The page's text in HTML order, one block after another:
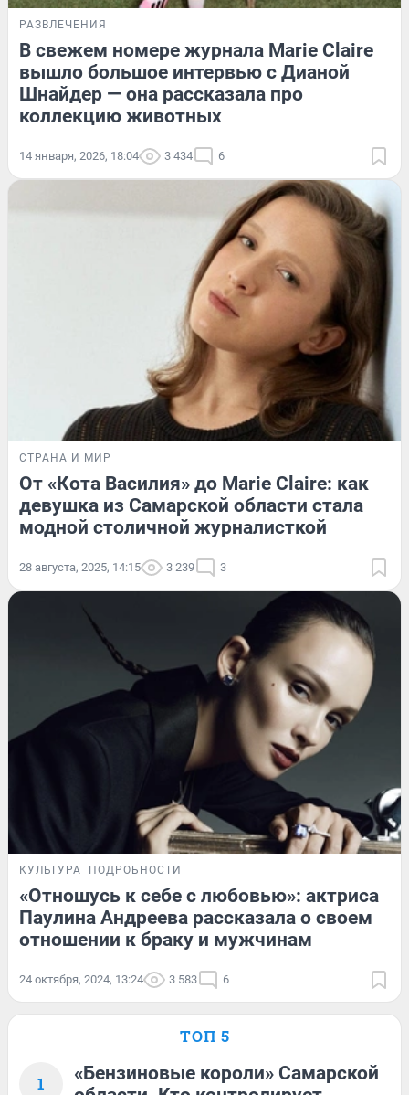
РАЗВЛЕЧЕНИЯ
В свежем номере журнала Marie Claire
вышло большое интервью с Дианой
Шнайдер — она рассказала про
коллекцию животных
14 января, 2026, 18:04 3 434 6
СТРАНА И МИР
От «Кота Василия» до Marie Claire: как
девушка из Самарской области стала
модной столичной журналисткой
28 августа, 2025, 14:15 3 239 3
КУЛЬТУРА ПОДРОБНОСТИ
«Отношусь к себе с любовью»: актриса
Паулина Андреева рассказала о своем
отношении к браку и мужчинам
24 октября, 2024, 13:24 3 583 6
ТОП 5
1
«Бензиновые короли» Самарской